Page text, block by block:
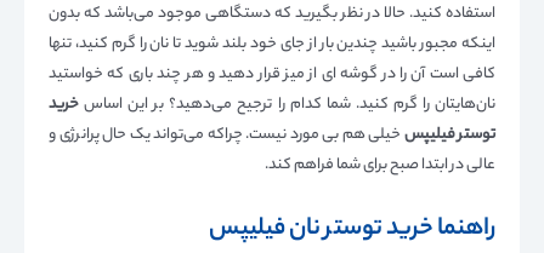
استفاده کنید. حالا در نظر بگیرید که دستگاهی موجود می‌باشد که بدون
اینکه مجبور باشید چندین بار از جای خود بلند شوید تا نان را گرم کنید، تنها
کافی است آن را در گوشه ای از میز قرار دهید و هر چند باری که خواستید
نان‌هایتان را گرم کنید. شما کدام را ترجیح می‌دهید؟ بر این اساس خرید
توستر فیلیپس خیلی هم بی مورد نیست. چراکه می‌تواند یک حال پرانرژی و
عالی در ابتدا صبح برای شما فراهم کند.
راهنما خرید توستر نان فیلیپس